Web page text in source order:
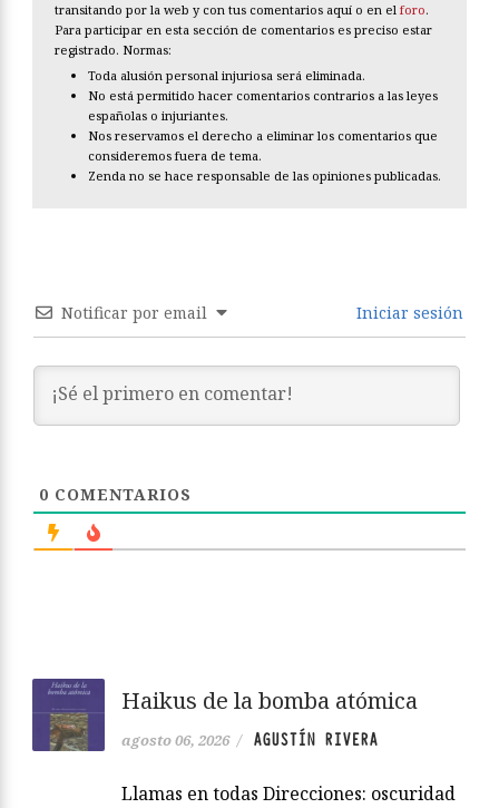
transitando por la web y con tus comentarios aquí o en el foro.
Para participar en esta sección de comentarios es preciso estar
registrado. Normas:
Toda alusión personal injuriosa será eliminada.
No está permitido hacer comentarios contrarios a las leyes
españolas o injuriantes.
Nos reservamos el derecho a eliminar los comentarios que
consideremos fuera de tema.
Zenda no se hace responsable de las opiniones publicadas.
Notificar por email Iniciar sesión
0 COMENTARIOS
Haikus de la bomba atómica
agosto 06, 2026 / AGUSTÍN RIVERA
Llamas en todas Direcciones: oscuridad